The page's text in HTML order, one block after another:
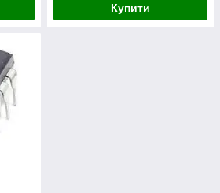
Купити